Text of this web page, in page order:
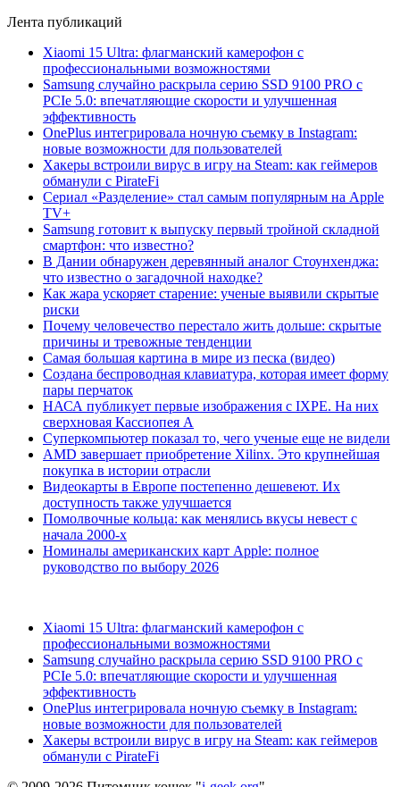
Лента публикаций
Xiaomi 15 Ultra: флагманский камерофон с
профессиональными возможностями
Samsung случайно раскрыла серию SSD 9100 PRO с
PCIe 5.0: впечатляющие скорости и улучшенная
эффективность
OnePlus интегрировала ночную съемку в Instagram:
новые возможности для пользователей
Хакеры встроили вирус в игру на Steam: как геймеров
обманули с PirateFi
Сериал «Разделение» стал самым популярным на Apple
TV+
Samsung готовит к выпуску первый тройной складной
смартфон: что известно?
В Дании обнаружен деревянный аналог Стоунхенджа:
что известно о загадочной находке?
Как жара ускоряет старение: ученые выявили скрытые
риски
Почему человечество перестало жить дольше: скрытые
причины и тревожные тенденции
Самая большая картина в мире из песка (видео)
Создана беспроводная клавиатура, которая имеет форму
пары перчаток
НАСА публикует первые изображения с IXPE. На них
сверхновая Кассиопея А
Суперкомпьютер показал то, чего ученые еще не видели
AMD завершает приобретение Xilinx. Это крупнейшая
покупка в истории отрасли
Видеокарты в Европе постепенно дешевеют. Их
доступность также улучшается
Помолвочные кольца: как менялись вкусы невест с
начала 2000-х
Номиналы американских карт Apple: полное
руководство по выбору 2026
Xiaomi 15 Ultra: флагманский камерофон с
профессиональными возможностями
Samsung случайно раскрыла серию SSD 9100 PRO с
PCIe 5.0: впечатляющие скорости и улучшенная
эффективность
OnePlus интегрировала ночную съемку в Instagram:
новые возможности для пользователей
Хакеры встроили вирус в игру на Steam: как геймеров
обманули с PirateFi